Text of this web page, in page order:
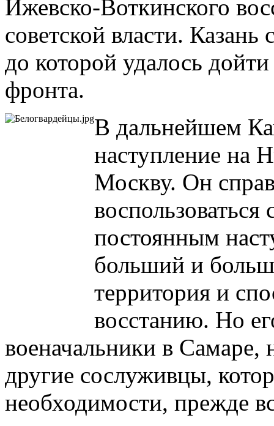
Ижевско-Воткинского
советской власти. Казань
до которой удалось
фронта.
В дальнейшем
наступление на
Москву. Он
постоянным
больший и
территория и
восстанию. Но
военачальники в Самаре,
другие сослуживцы,
необходимости, прежде